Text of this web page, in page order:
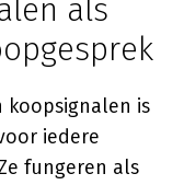
als
koopsignalen is
iedere
fungeren als